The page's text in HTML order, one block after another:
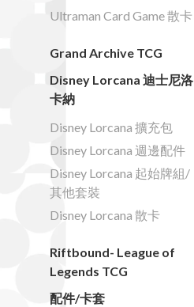
Ultraman Card Game 散卡
Grand Archive TCG
Disney Lorcana 迪士尼洛
卡納
Disney Lorcana 擴充包
Disney Lorcana 週邊配件
Disney Lorcana 起始牌組/
其他套裝
Disney Lorcana 散卡
Riftbound- League of
Legends TCG
配件/卡套